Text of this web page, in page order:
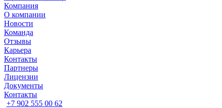
Компания
О компании
Новости
Команда
Отзывы
Карьера
Контакты
Партнеры
Лицензии
Документы
Контакты
+7 902 555 00 62